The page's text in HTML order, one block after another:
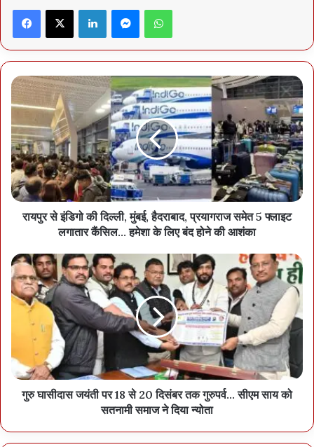
Facebook X LinkedIn
रायपुर से इंडिगो की दिल्ली, मुंबई, हैदराबाद, प्रयागराज समेत 5 फ्लाइट
लगातार कैंसिल… हमेशा के लिए बंद होने की आशंका
गुरु घासीदास जयंती पर 18 से 20 दिसंबर तक गुरुपर्व… सीएम साय को
सतनामी समाज ने दिया न्योता